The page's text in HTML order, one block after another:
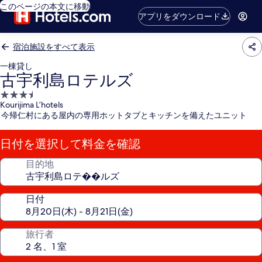
このページの本文に移動
アプリをダウンロード
宿泊施設をすべて表示
一棟貸し
古宇利島ロテルズ
3.5
つ
星
宿
泊
施
Kourijima L’hotels
今帰仁村にある屋内の専用ホットタブとキッチンを備えたユニット
日付を選択して料金を確認
目的地
日付
旅行者